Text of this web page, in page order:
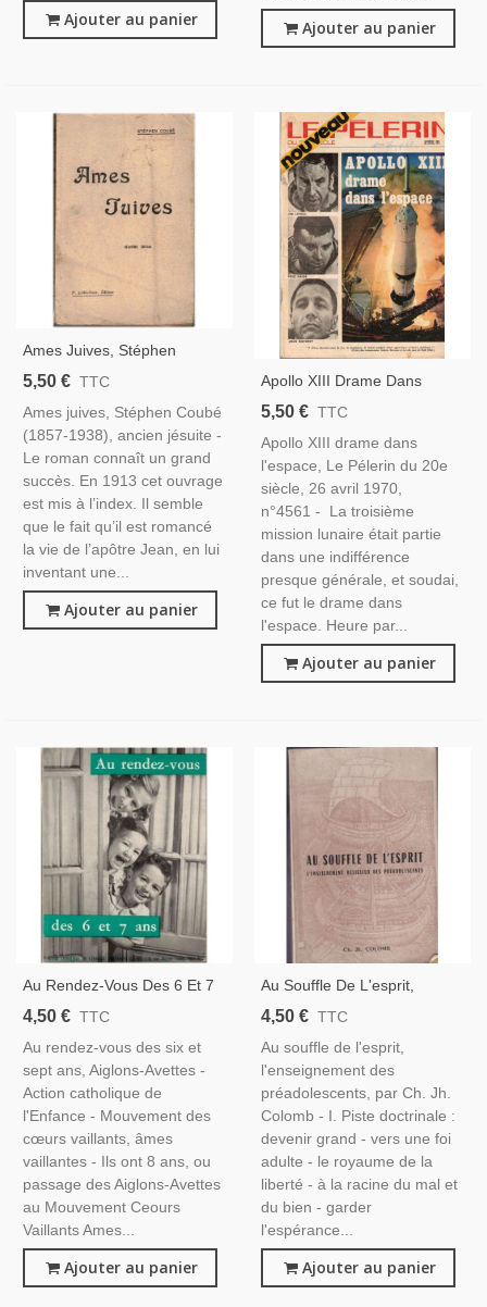
Ajouter au panier Ajouter au panier
Ames Juives, Stéphen
Coubé, 1909 - Apôtre Jean,
Evangiles
5,50 € TTC
Ames juives, Stéphen Coubé
(1857-1938), ancien jésuite -
Le roman connaît un grand
succès. En 1913 cet ouvrage
est mis à l’index. Il semble
que le fait qu’il est romancé
la vie de l’apôtre Jean, en lui
inventant une...
Ajouter au panier
Apollo XIII Drame Dans
L'espace, Le Pélerin Du 20e
Espace, Portugal, Vélo Eddy
Mercks, Dessinateurs BD,
5,50 € TTC
Apollo XIII drame dans
l'espace, Le Pélerin du 20e
siècle, 26 avril 1970,
n°4561 - La troisième
mission lunaire était partie
dans une indifférence
presque générale, et soudai,
ce fut le drame dans
l'espace. Heure par...
Ajouter au panier
Au Rendez-Vous Des 6 Et 7
Ans, Aiglons-Avettes, 1962 -
Traditionnelles, Fêtes
Catholiques
4,50 € TTC
Au rendez-vous des six et
sept ans, Aiglons-Avettes -
Action catholique de
l'Enfance - Mouvement des
cœurs vaillants, âmes
vaillantes - Ils ont 8 ans, ou
passage des Aiglons-Avettes
au Mouvement Ceours
Vaillants Ames...
Ajouter au panier
Au Souffle De L'esprit,
Enseignement Religieux Des
1957 - Catéchisme
4,50 € TTC
Au souffle de l'esprit,
l'enseignement des
préadolescents, par Ch. Jh.
Colomb - I. Piste doctrinale :
devenir grand - vers une foi
adulte - le royaume de la
liberté - à la racine du mal et
du bien - garder
l'espérance...
Ajouter au panier